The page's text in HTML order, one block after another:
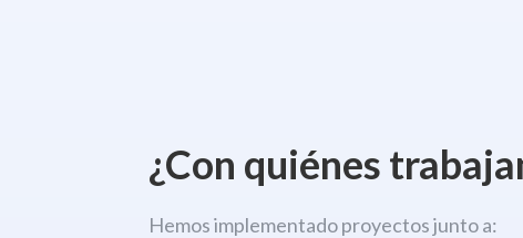
¿Con quiénes
Hemos implementado proyectos junto a: